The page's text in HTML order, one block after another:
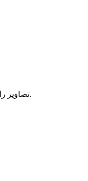
تصاویر را در اینجا رها کنید و یا برای آپلود کلیک کنید.